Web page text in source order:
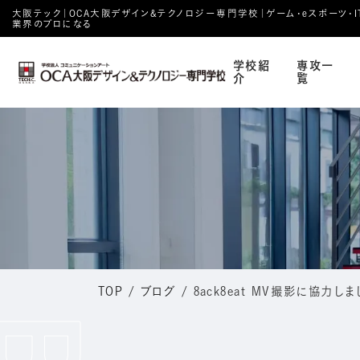
大阪テック｜OCA⼤阪デザイン&テクノロジー専⾨学校｜ゲーム・eスポーツ・IT
業界のプロになる
学校紹
介
専攻一
覧
TOP / ブログ / 8ack8eat MV撮影に協力しま